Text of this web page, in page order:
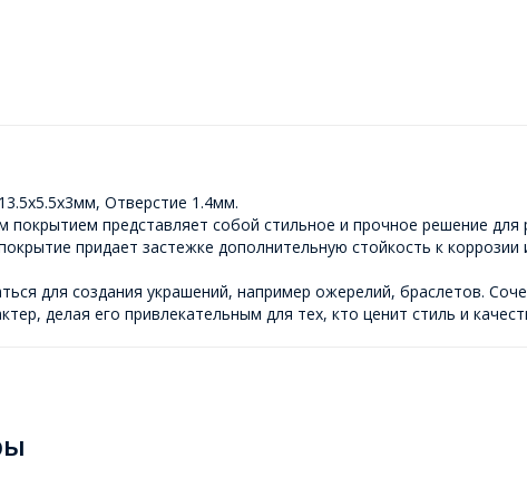
Отверстие 1.4мм.
покрытием представляет собой стильное и прочное решение для
придает застежке дополнительную стойкость к
для создания украшений, например ожерелий, браслетов.
делая его привлекательным для тех, кто ценит стиль и